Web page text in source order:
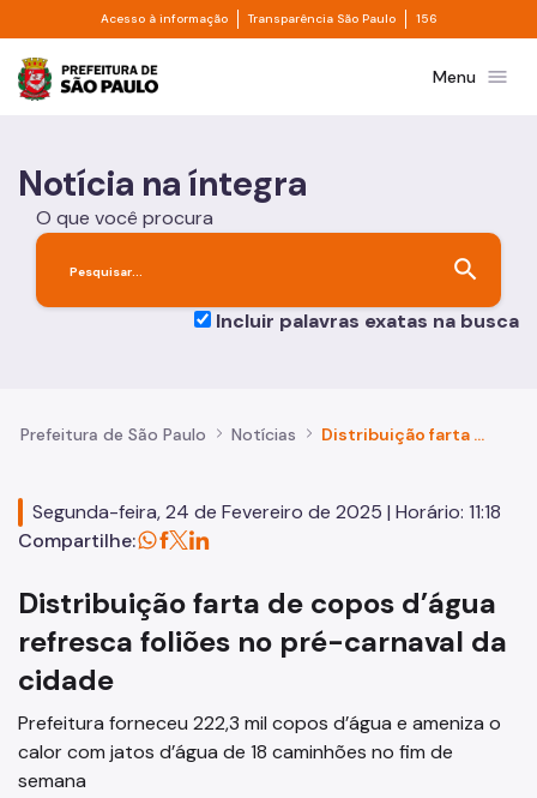
Pular para o Conteúdo principal
Acesso à informação Divisor de acesso à informação
Transparência São Paulo Divisor de
156
Prefeitura de São PauloMenu menu
Notícia na íntegra
O que você procura
search
Incluir palavras exatas na busca
Prefeitura de São Paulo Notícias Distribuição farta de copos d’água refresca foliões no pré-carnaval da cidade
Segunda-feira, 24 de Fevereiro de 2025 | Horário: 11:18
Compartilhe:
Distribuição farta de copos d’água
refresca foliões no pré-carnaval da
cidade
Prefeitura forneceu 222,3 mil copos d’água e ameniza o
calor com jatos d’água de 18 caminhões no fim de
semana